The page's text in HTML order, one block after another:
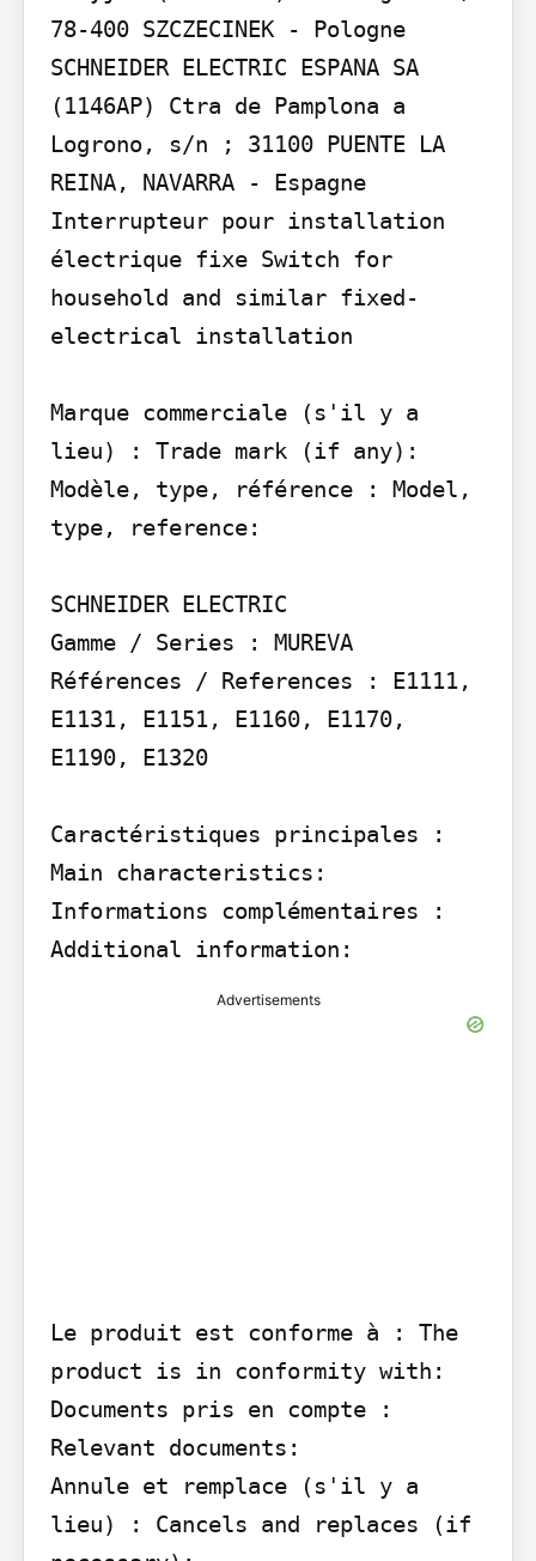
78-400 SZCZECINEK - Pologne
SCHNEIDER ELECTRIC ESPANA SA
(1146AP) Ctra de Pamplona a
Logrono, s/n ; 31100 PUENTE LA
REINA, NAVARRA - Espagne
Interrupteur pour installation
électrique fixe Switch for
household and similar fixed-
electrical installation
Marque commerciale (s'il y a
lieu) : Trade mark (if any):
Modèle, type, référence : Model,
type, reference:
SCHNEIDER ELECTRIC
Gamme / Series : MUREVA
Références / References : E1111,
E1131, E1151, E1160, E1170,
E1190, E1320
Caractéristiques principales :
Main characteristics:
Informations complémentaires :
Additional information:
Advertisements
Le produit est conforme à : The
product is in conformity with:
Documents pris en compte :
Relevant documents:
Annule et remplace (s'il y a
lieu) : Cancels and replaces (if